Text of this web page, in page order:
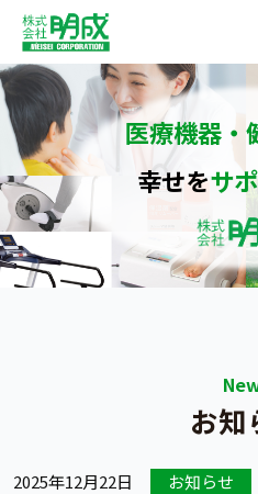
医療機器・
幸せをサ
お知
2025年12月22日 お知らせ